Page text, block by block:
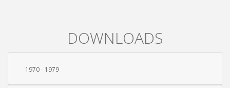
DOWNLOADS
1970 - 1979